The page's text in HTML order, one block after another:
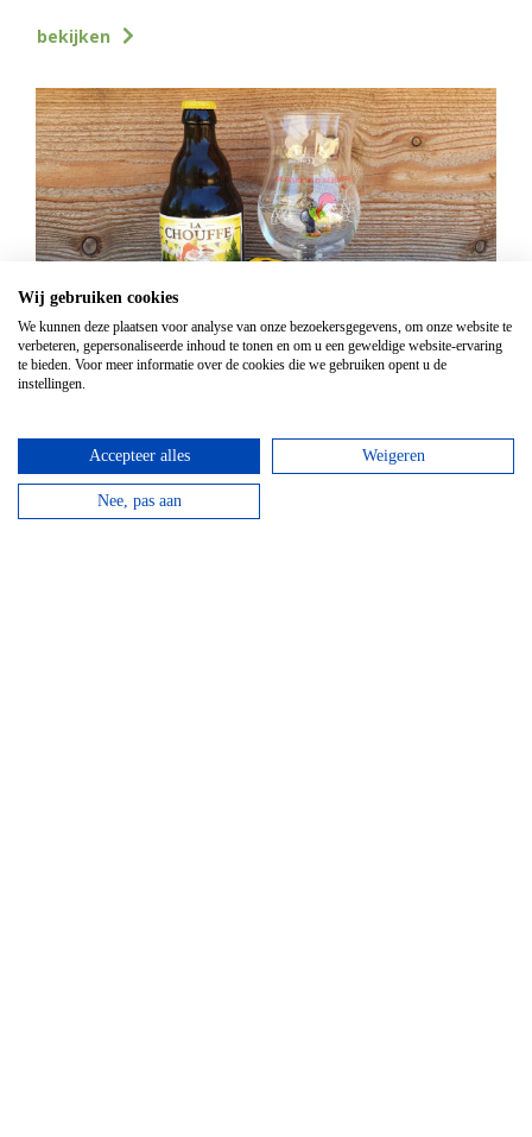
bekijken
GPS Chouffe wandeling
Beantwoord de vragen, vul de juiste coördinaten in
en verdien een Chouffe biertje!
Wij gebruiken cookies
We kunnen deze plaatsen voor analyse van onze bezoekersgegevens, om onze website te
verbeteren, gepersonaliseerde inhoud te tonen en om u een geweldige website-ervaring
te bieden. Voor meer informatie over de cookies die we gebruiken opent u de
instellingen.
Accepteer alles Weigeren
Nee, pas aan